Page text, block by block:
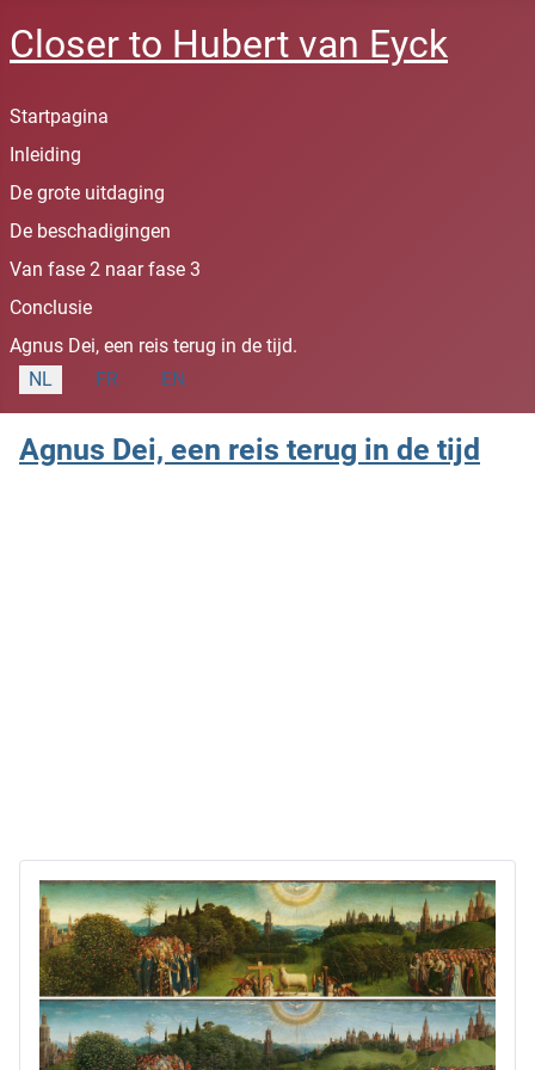
Closer to Hubert van Eyck
Startpagina
Inleiding
De grote uitdaging
De beschadigingen
Van fase 2 naar fase 3
Conclusie
Agnus Dei, een reis terug in de tijd.
Selecteer de taal
NL FR EN
Agnus Dei, een reis terug in de tijd